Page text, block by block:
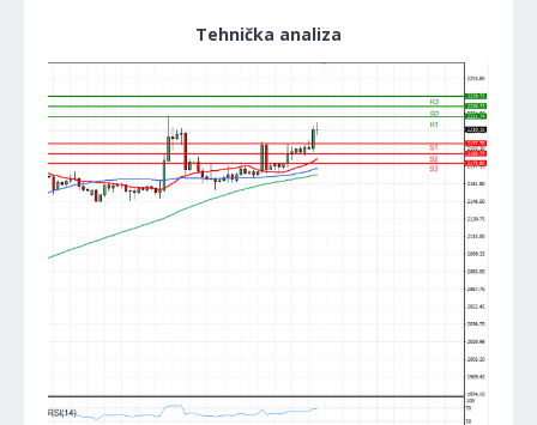
Tehnička analiza